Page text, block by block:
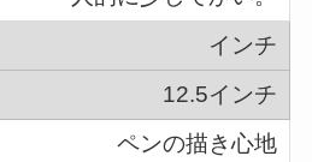
インチ
12.5インチ
ペンの描き心地